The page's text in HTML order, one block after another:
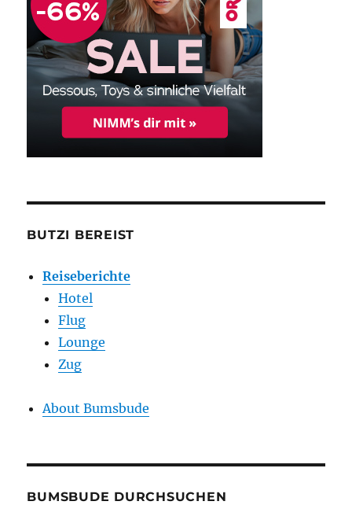
BUTZI BEREIST
Reiseberichte
Hotel
Flug
Lounge
Zug
About Bumsbude
BUMSBUDE DURCHSUCHEN